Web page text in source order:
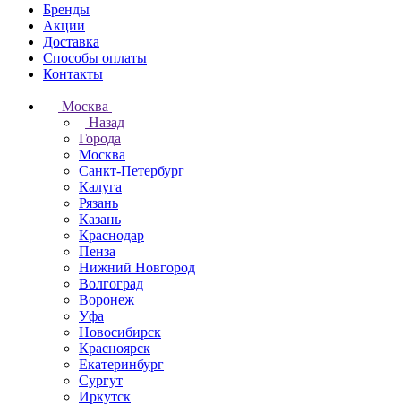
Бренды
Акции
Доставка
Способы оплаты
Контакты
Москва
Назад
Города
Москва
Санкт-Петербург
Калуга
Рязань
Казань
Краснодар
Пенза
Нижний Новгород
Волгоград
Воронеж
Уфа
Новосибирск
Красноярск
Екатеринбург
Сургут
Иркутск